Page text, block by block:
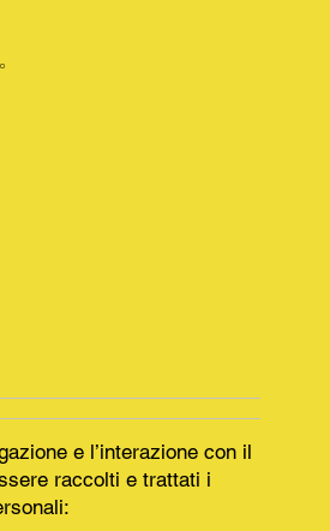
e l’interazione con il
raccolti e trattati i